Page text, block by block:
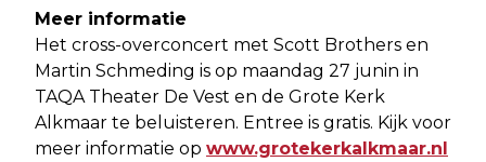
Meer informatie
Het cross-overconcert met Scott Brothers en
Martin Schmeding is op maandag 27 junin in
TAQA Theater De Vest en de Grote Kerk
Alkmaar te beluisteren. Entree is gratis. Kijk voor
meer informatie op www.grotekerkalkmaar.nl